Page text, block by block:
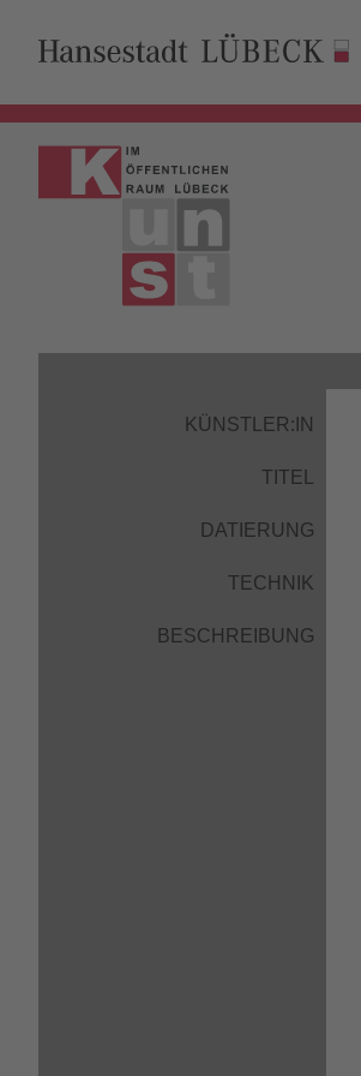
KÜNSTLER:IN
TITEL
DATIERUNG
TECHNIK
BESCHREIBUNG